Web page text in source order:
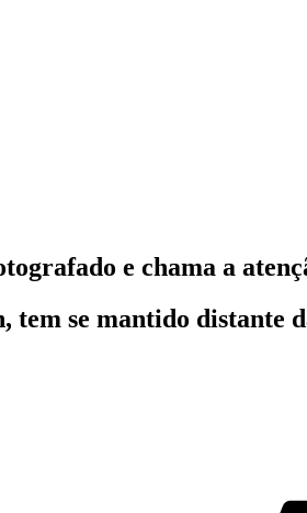
e chama a
tem se mantido